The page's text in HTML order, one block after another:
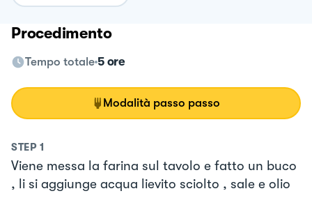
Procedimento
Tempo totale 5 ore
Modalità passo passo
STEP 1
Viene messa la farina sul tavolo e fatto un buco
, li si aggiunge acqua lievito sciolto , sale e olio